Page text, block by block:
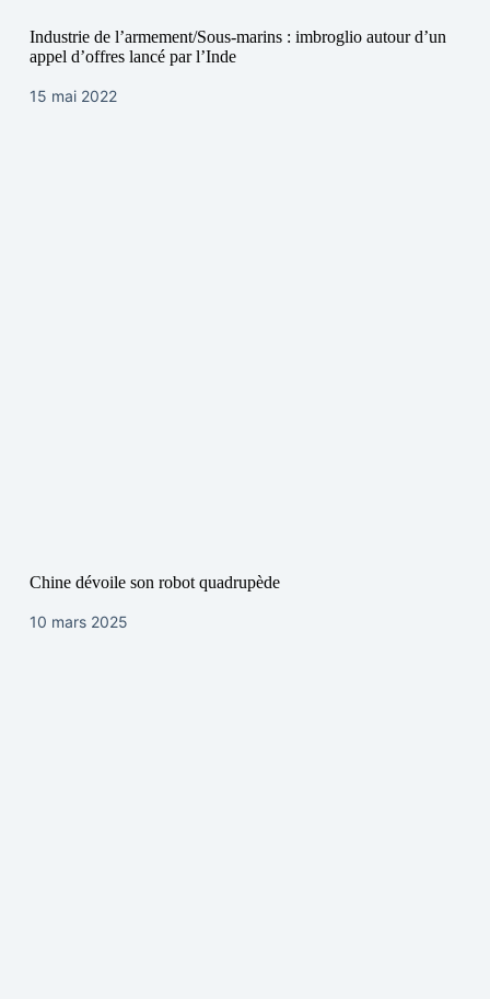
Industrie de l’armement/Sous-marins : imbroglio autour d’un
appel d’offres lancé par l’Inde
15 mai 2022
Chine dévoile son robot quadrupède
10 mars 2025